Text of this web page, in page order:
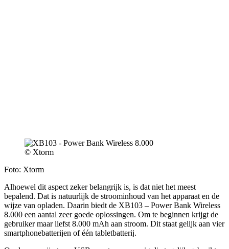
© Xtorm
Foto: Xtorm
Alhoewel dit aspect zeker belangrijk is, is dat niet het meest
bepalend. Dat is natuurlijk de stroominhoud van het apparaat en de
wijze van opladen. Daarin biedt de XB103 – Power Bank Wireless
8.000 een aantal zeer goede oplossingen. Om te beginnen krijgt de
gebruiker maar liefst 8.000 mAh aan stroom. Dit staat gelijk aan vier
smartphonebatterijen of één tabletbatterij.